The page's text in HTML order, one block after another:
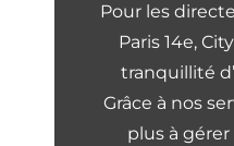
Pour les
Paris 14e,
tranquillité
Grâce à nos
plus à